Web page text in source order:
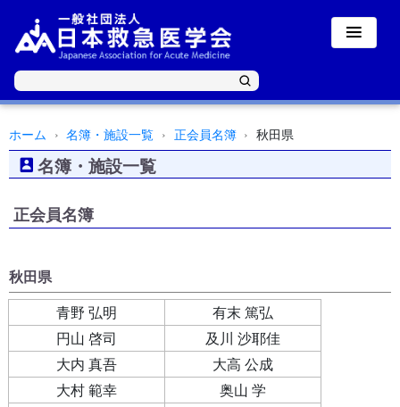
ホーム 名簿・施設一覧 正会員名簿 秋田県
名簿・施設一覧
正会員名簿
秋田県
青野 弘明
有末 篤弘
円山 啓司
及川 沙耶佳
大内 真吾
大高 公成
大村 範幸
奥山 学